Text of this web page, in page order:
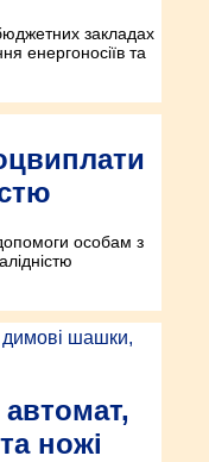
закладах
енергоносіїв та
особам з
ножі